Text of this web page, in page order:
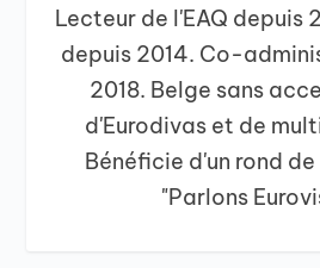
Lecteur de l'EAQ depuis
depuis 2014. Co-
2018. Belge sans
d'Eurodivas et de
Bénéficie d'un rond
"Parlons